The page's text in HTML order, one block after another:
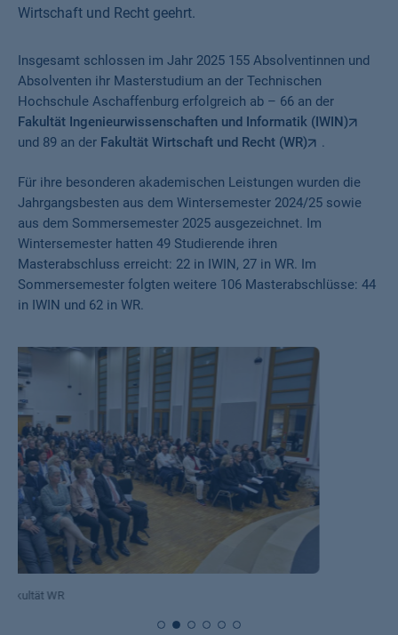
Wirtschaft und Recht geehrt.
Insgesamt schlossen im Jahr 2025 155 Absolventinnen und
Absolventen ihr Masterstudium an der Technischen
Hochschule Aschaffenburg erfolgreich ab – 66 an der
Fakultät Ingenieurwissenschaften und Informatik (IWIN)
und 89 an der Fakultät Wirtschaft und Recht (WR) .
Für ihre besonderen akademischen Leistungen wurden die
Jahrgangsbesten aus dem Wintersemester 2024/25 sowie
aus dem Sommersemester 2025 ausgezeichnet. Im
Wintersemester hatten 49 Studierende ihren
Masterabschluss erreicht: 22 in IWIN, 27 in WR. Im
Sommersemester folgten weitere 106 Masterabschlüsse: 44
in IWIN und 62 in WR.
Prof. Dr. Antje Wendler (Dekanin der Fakultät Wirtschaft und Recht)